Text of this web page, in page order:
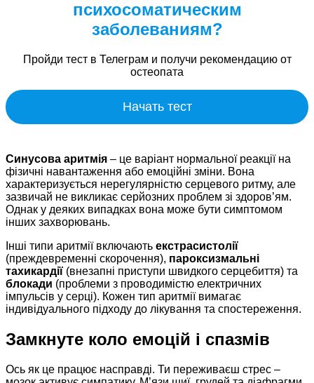
психосоматическим
заболеваниям?
Пройди тест в Телеграм и получи рекомендацию от
остеопата
Начать тест
Синусова аритмія – це варіант нормальної реакції на
фізичні навантаження або емоційні зміни. Вона
характеризується нерегулярністю серцевого ритму, але
зазвичай не викликає серйозних проблем зі здоров’ям.
Однак у деяких випадках вона може бути симптомом
інших захворювань.
Інші типи аритмії включають екстрасистолії
(преждевременні скорочення), пароксизмальні
тахикардії (внезапні приступи швидкого серцебиття) та
блокади (проблеми з проводимістю електричних
імпульсів у серці). Кожен тип аритмії вимагає
індивідуального підходу до лікування та спостереження.
Замкнуте коло емоцій і спазмів
Ось як це працює насправді. Ти переживаєш стрес –